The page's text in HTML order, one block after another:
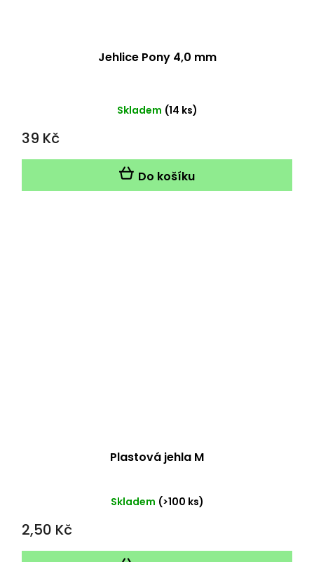
Jehlice Pony 4,0 mm
Skladem (14 ks)
39 Kč
Do košíku
Plastová jehla M
Průměrné
5,0
Skladem (>100 ks)
2,50 Kč